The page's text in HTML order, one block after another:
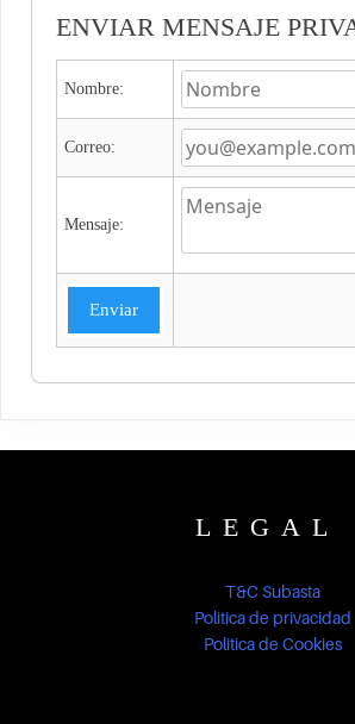
ENVIAR MENSAJE
Nombre:
Correo:
Mensaje:
Enviar
LEGAL
T&C Subasta
Politica de privacidad
Politica de Cookies